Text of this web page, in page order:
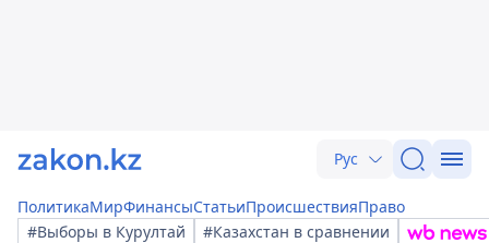
Рус
ПолитикаМирФинансыСтатьиПроисшествияПраво
#Выборы в Курултай
#Казахстан в сравнении